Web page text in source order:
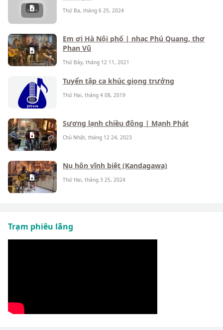
Thứ Ba, tháng 6 25, 2024
Em ơi Hà Nội phố | nhạc Phú Quang, thơ
Phan Vũ
Thứ Bảy, tháng 12 11, 2021
Tuyển tập ca khúc giọng trưởng
Thứ Hai, tháng 4 08, 2019
Sương lạnh chiều đông | Mạnh Phát
Chủ Nhật, tháng 12 24, 2023
Nụ hôn vĩnh biệt (Kandagawa)
Thứ Hai, tháng 3 25, 2024
Trạm phiêu lãng